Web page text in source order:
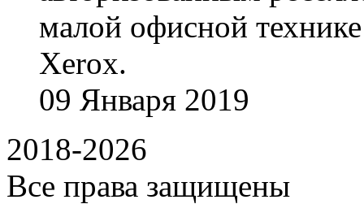
малой офисной
Xerox.
09 Января 2019
2018-2026
Все права защищены